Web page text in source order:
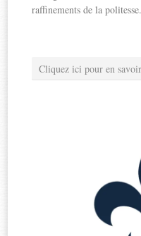
raffinements de la
Cliquez ici pour en